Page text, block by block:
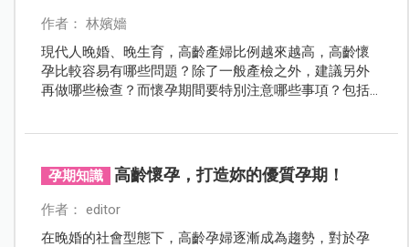
作者： 林嬪嬙
現代人晚婚、晚生育，高齡產婦比例越來越高，高齡懷
孕比較容易有哪些問題？除了一般產檢之外，建議另外
再做哪些檢查？而懷孕期間要特別注意哪些事項？包括
孕期知識 高齡懷孕，打造妳的優質孕期！
作者： editor
在晚婚的社會型態下，高齡孕婦逐漸成為趨勢，對於孕